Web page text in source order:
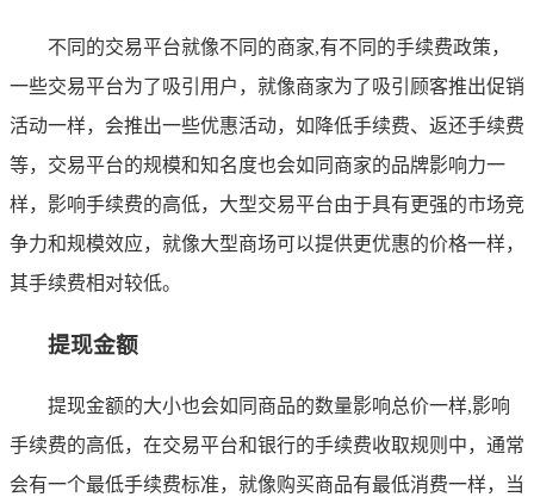
不同的交易平台就像不同的商家,有不同的手续费政策，
一些交易平台为了吸引用户，就像商家为了吸引顾客推出促销
活动一样，会推出一些优惠活动，如降低手续费、返还手续费
等，交易平台的规模和知名度也会如同商家的品牌影响力一
样，影响手续费的高低，大型交易平台由于具有更强的市场竞
争力和规模效应，就像大型商场可以提供更优惠的价格一样，
其手续费相对较低。
提现金额
提现金额的大小也会如同商品的数量影响总价一样,影响
手续费的高低，在交易平台和银行的手续费收取规则中，通常
会有一个最低手续费标准，就像购买商品有最低消费一样，当